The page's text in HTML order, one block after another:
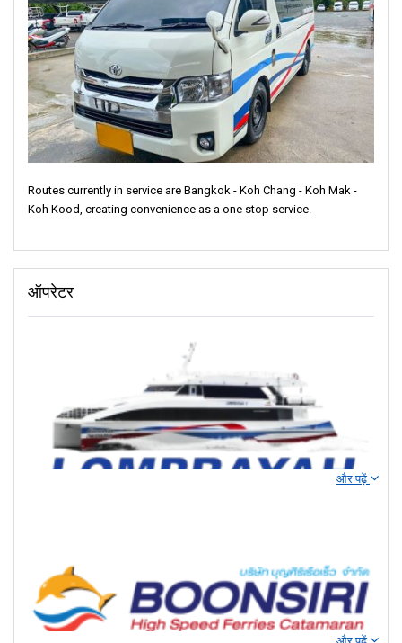
Routes currently in service are Bangkok - Koh Chang - Koh Mak -
Koh Kood, creating convenience as a one stop service.
ऑपरेटर
स्वर्ग की ओर यात्रा: लोम्प्राया के साथ हाई-स्पीड रोमांच!
लोम्प्राया के साथ अल्टीमेट आइलैंड-हॉपिंग अनुभव में आपका स्वागत है, यह हाई-स्पीड
फेरी ऑपरेटर आपको
कोह ताओ,कोह फनगन, औरकोह समुईजैसे उष्णकटिबंधीय स्वर्गों
और पढ़ें